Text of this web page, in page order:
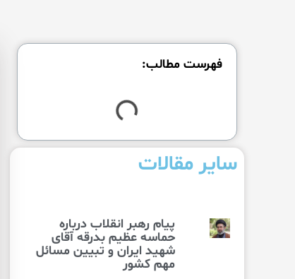
فهرست مطالب:
سایر مقالات
پیام رهبر انقلاب درباره
حماسه عظیم بدرقه آقای
شهید ایران و تبیین مسائل
مهم کشور